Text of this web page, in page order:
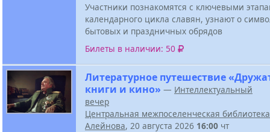
Участники познакомятся с ключевыми
календарного цикла славян, узнают о
бытовых и праздничных обрядов
Билеты в наличии: 50
Литературное путешествие
книги и кино» — Интеллектуальный
вечер
Центральная межпоселенческая
Алейнова, 20 августа 2026 16:00 чт